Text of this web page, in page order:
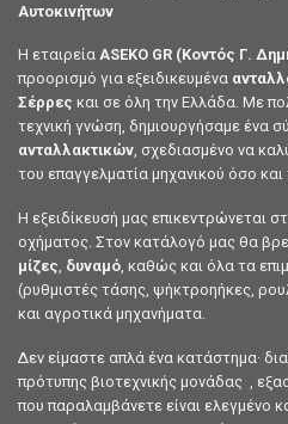
Αυτοκινήτων
Η εταιρεία ASEKO GR (Κοντός Γ.
προορισμό για εξειδικευμένα
Σέρρες και σε όλη την Ελλάδα. Με
τεχνική γνώση, δημιουργήσαμε ένα
ανταλλακτικών, σχεδιασμένο να
του επαγγελματία μηχανικού όσο
Η εξειδίκευσή μας επικεντρώνεται
οχήματος. Στον κατάλογό μας θα
μίζες, δυναμό, καθώς και όλα τα
(ρυθμιστές τάσης, ψήκτροηήκες,
και αγροτικά μηχανήματα.
Δεν είμαστε απλά ένα κατάστημα·
πρότυπης βιοτεχνικής μονάδας ,
που παραλαμβάνετε είναι ελεγμένο